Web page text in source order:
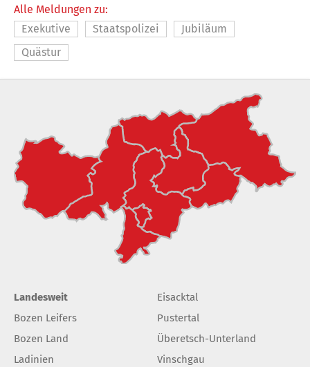
Alle Meldungen zu:
Exekutive
Staatspolizei
Jubiläum
Quästur
Landesweit
Bozen Leifers
Bozen Land
Ladinien
Eisacktal
Pustertal
Überetsch-Unterland
Vinschgau